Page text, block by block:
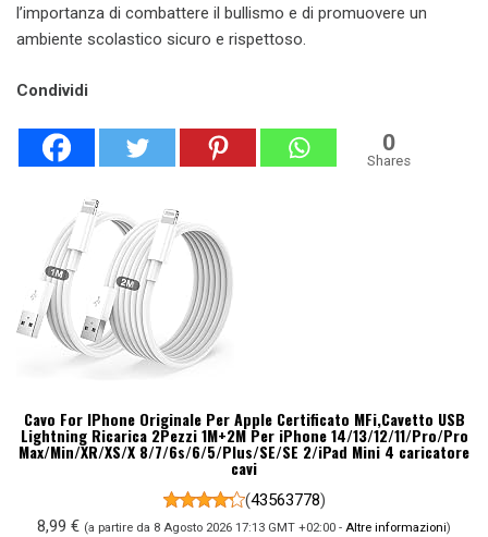
l’importanza di combattere il bullismo e di promuovere un
ambiente scolastico sicuro e rispettoso.
Condividi
0
Shares
Cavo For IPhone Originale Per Apple Certificato MFi,Cavetto USB
Lightning Ricarica 2Pezzi 1M+2M Per iPhone 14/13/12/11/Pro/Pro
Max/Min/XR/XS/X 8/7/6s/6/5/Plus/SE/SE 2/iPad Mini 4 caricatore
cavi
(43563778)
8,99 € (a partire da 8 Agosto 2026 17:13 GMT +02:00 - Altre informazioni)